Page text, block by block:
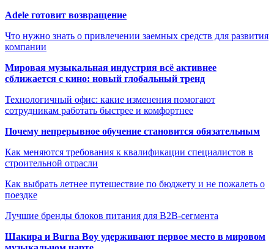
Adele готовит возвращение
Что нужно знать о привлечении заемных средств для развития
компании
Мировая музыкальная индустрия всё активнее
сближается с кино: новый глобальный тренд
Технологичный офис: какие изменения помогают
сотрудникам работать быстрее и комфортнее
Почему непрерывное обучение становится обязательным
Как меняются требования к квалификации специалистов в
строительной отрасли
Как выбрать летнее путешествие по бюджету и не пожалеть о
поездке
Лучшие бренды блоков питания для B2B-сегмента
Шакира и Burna Boy удерживают первое место в мировом